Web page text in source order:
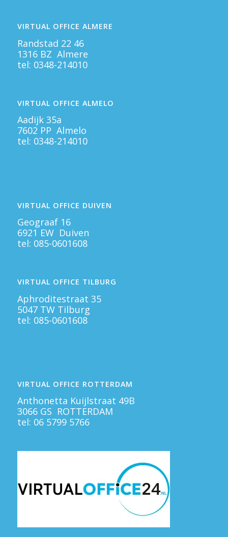
VIRTUAL OFFICE ALMERE
Randstad 22 46
1316 BZ Almere
tel: 0348-214010
VIRTUAL OFFICE ALMELO
Aadijk 35a
7602 PP Almelo
tel: 0348-214010
VIRTUAL OFFICE DUIVEN
Geograaf 16
6921 EW Duiven
tel: 085-0601608
VIRTUAL OFFICE TILBURG
Aphroditestraat 35
5047 TW Tilburg
tel: 085-0601608
VIRTUAL OFFICE ROTTERDAM
Anthonetta Kuijlstraat 49B
3066 GS ROTTERDAM
tel: 06 5799 5766